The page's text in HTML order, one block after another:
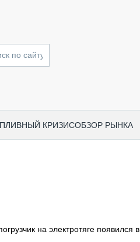
КРИЗИСОБЗОР РЫНКА
ПОДЪЁМНАЯ ТЕХНИКА
на электротяге появился в